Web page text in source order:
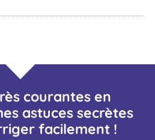
courantes en
astuces secrètes
facilement !